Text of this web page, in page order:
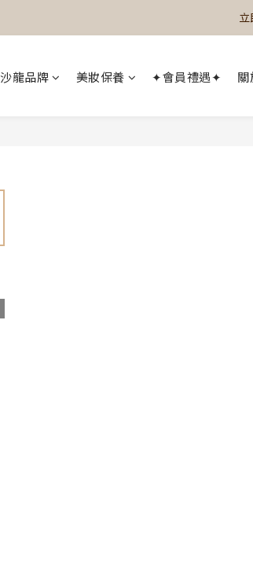
沙龍品牌 美妝保養 ✦會員禮遇✦ 關